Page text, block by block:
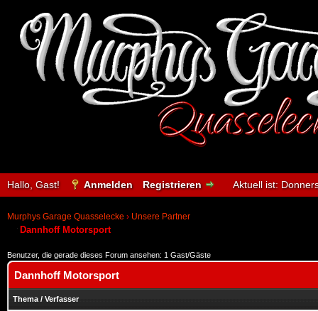
Aktuell ist:
Hallo, Gast! Anmelden Registrieren
Murphys Garage Quasselecke › Unsere Partner
Dannhoff Motorsport
Benutzer, die gerade dieses Forum ansehen: 1 Gast/Gäste
Dannhoff Motorsport
Thema / Verfasser